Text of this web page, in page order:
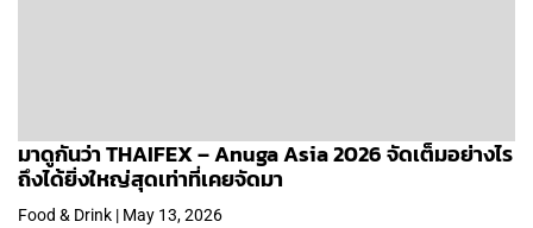
มาดูกันว่า THAIFEX – Anuga Asia 2026 จัดเต็มอย่างไร
ถึงได้ยิ่งใหญ่สุดเท่าที่เคยจัดมา
Food & Drink | May 13, 2026